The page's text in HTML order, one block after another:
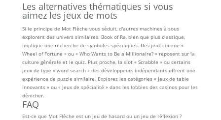
Les alternatives thématiques si vous
aimez les jeux de mots
Si le principe de Mot Flèche vous séduit, d'autres machines à sous
explorent des univers similaires. Book of Ra, bien que plus classique,
implique une recherche de symboles spécifiques. Des jeux comme «
Wheel of Fortune » ou « Who Wants to Be a Millionaire? » reposent sur la
culture générale et le quiz. Plus proche, la slot « Scrabble » ou certains
jeux de type « word search » des développeurs indépendants offrent une
expérience de puzzle similaire. Explorez les catégories « Jeux de table
innovants » ou « Jeux de spécialité » dans les lobbies des casinos pour les
dénicher.
FAQ
Est-ce que Mot Flèche est un jeu de hasard ou un jeu de réflexion ?